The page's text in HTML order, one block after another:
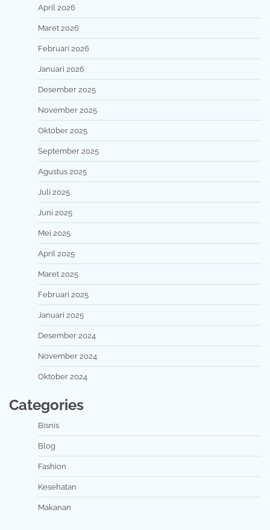
April 2026
Maret 2026
Februari 2026
Januari 2026
Desember 2025
November 2025
Oktober 2025
September 2025
Agustus 2025
Juli 2025
Juni 2025
Mei 2025
April 2025
Maret 2025
Februari 2025
Januari 2025
Desember 2024
November 2024
Oktober 2024
Categories
Bisnis
Blog
Fashion
Kesehatan
Makanan